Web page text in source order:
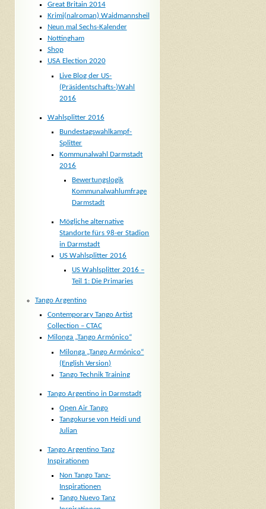
Great Britain 2014
Krimi(nalroman) Waidmannsheil
Neun mal Sechs-Kalender
Nottingham
Shop
USA Election 2020
Live Blog der US-
(Präsidentschafts-)Wahl
2016
Wahlsplitter 2016
Bundestagswahlkampf-
Splitter
Kommunalwahl Darmstadt
2016
Bewertungslogik
Kommunalwahlumfrage
Darmstadt
Mögliche alternative
Standorte fürs 98-er Stadion
in Darmstadt
US Wahlsplitter 2016
US Wahlsplitter 2016 –
Teil 1: Die Primaries
Tango Argentino
Contemporary Tango Artist
Collection – CTAC
Milonga „Tango Armónico“
Milonga „Tango Armónico“
(English Version)
Tango Technik Training
Tango Argentino in Darmstadt
Open Air Tango
Tangokurse von Heidi und
Julian
Tango Argentino Tanz
Inspirationen
Non Tango Tanz-
Inspirationen
Tango Nuevo Tanz